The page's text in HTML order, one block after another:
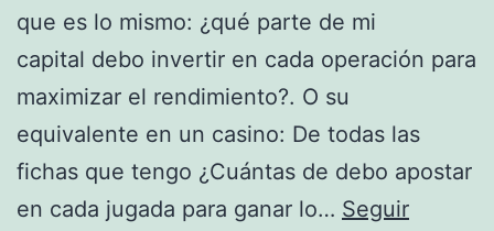
b
é
r
a
t
e
que es lo mismo: ¿qué parte de mi
capital debo invertir en cada operación para
maximizar el rendimiento?. O su
equivalente en un casino: De todas las
fichas que tengo ¿Cuántas de debo apostar
en cada jugada para ganar lo… Seguir